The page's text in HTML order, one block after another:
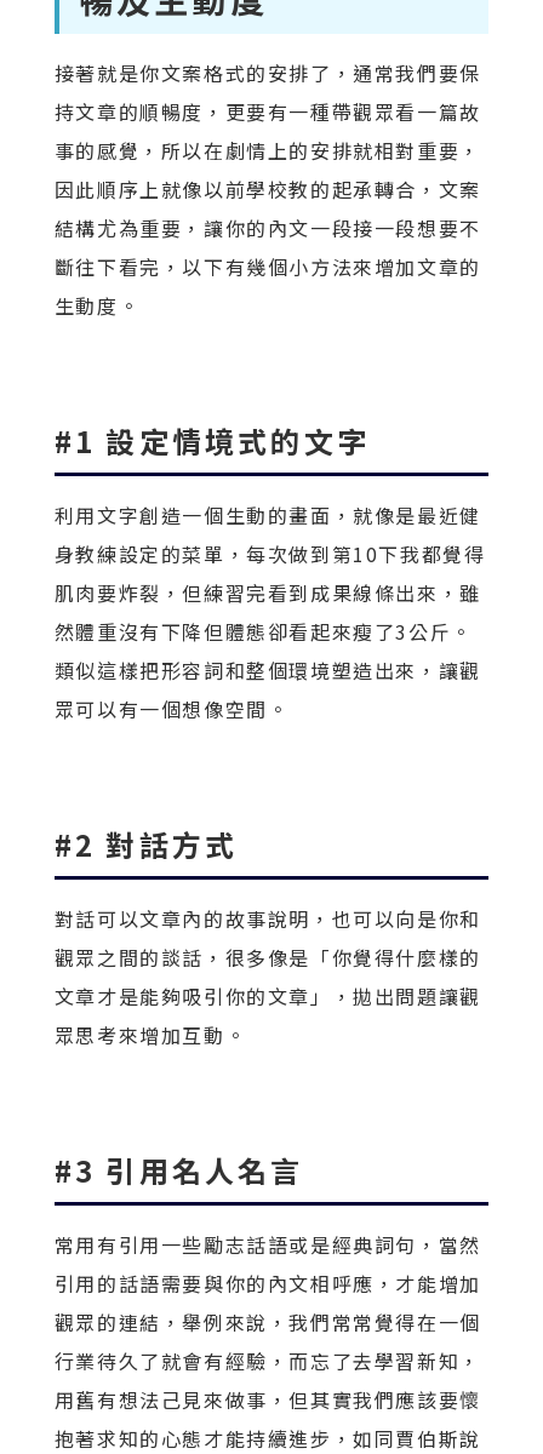
接著就是你文案格式的安排了，通常我們要保
持文章的順暢度，更要有一種帶觀眾看一篇故
事的感覺，所以在劇情上的安排就相對重要，
因此順序上就像以前學校教的起承轉合，文案
結構尤為重要，讓你的內文一段接一段想要不
斷往下看完，以下有幾個小方法來增加文章的
生動度。
#1 設定情境式的文字
利用文字創造一個生動的畫面，就像是最近健
身教練設定的菜單，每次做到第10下我都覺得
肌肉要炸裂，但練習完看到成果線條出來，雖
然體重沒有下降但體態卻看起來瘦了3公斤。
類似這樣把形容詞和整個環境塑造出來，讓觀
眾可以有一個想像空間。
#2 對話方式
對話可以文章內的故事說明，也可以向是你和
觀眾之間的談話，很多像是「你覺得什麼樣的
文章才是能夠吸引你的文章」，拋出問題讓觀
眾思考來增加互動。
#3 引用名人名言
常用有引用一些勵志話語或是經典詞句，當然
引用的話語需要與你的內文相呼應，才能增加
觀眾的連結，舉例來說，我們常常覺得在一個
行業待久了就會有經驗，而忘了去學習新知，
用舊有想法己見來做事，但其實我們應該要懷
抱著求知的心態才能持續進步，如同賈伯斯說